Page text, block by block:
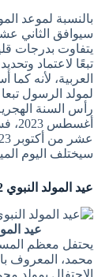
بالنسبة لموعد
يتفاوت بدرجات
تبعًا لاعتماد
العربية، لأنه كما
لمولد الرسول تبعا
رأس السنة
سيختلف اليوم
عيد المولد النبوي 2022 و2023 و 2024 في المغرب
عيد المولد
يحتفل معظم
محمد، المعروف
الاحتفال بمولد